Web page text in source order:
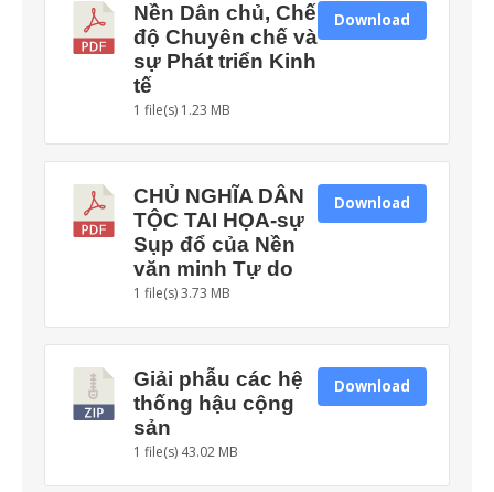
Nền Dân chủ, Chế
độ Chuyên chế và
sự Phát triển Kinh
tế
1 file(s) 1.23 MB
Download
CHỦ NGHĨA DÂN
TỘC TAI HỌA-sự
Sụp đổ của Nền
văn minh Tự do
1 file(s)3.73 MB
Download
Giải phẫu các hệ
thống hậu cộng
sản
1 file(s) 43.02 MB
Download